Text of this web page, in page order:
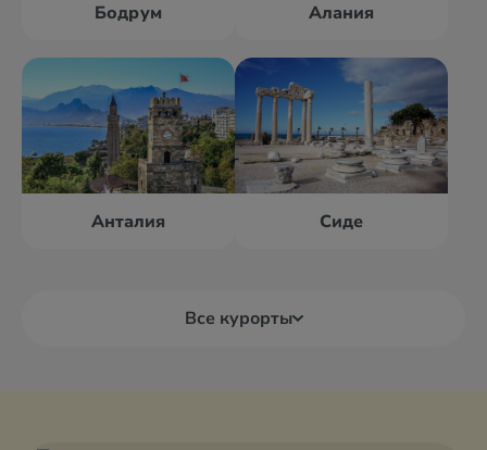
Бодрум Алания
Анталия Сиде
Все курорты